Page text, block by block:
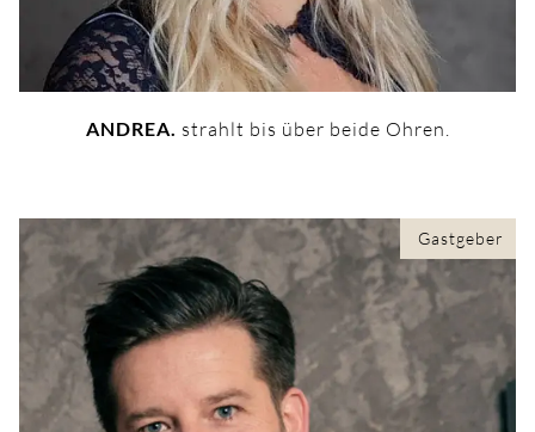
ANDREA. strahlt bis über beide Ohren.
Gastgeber